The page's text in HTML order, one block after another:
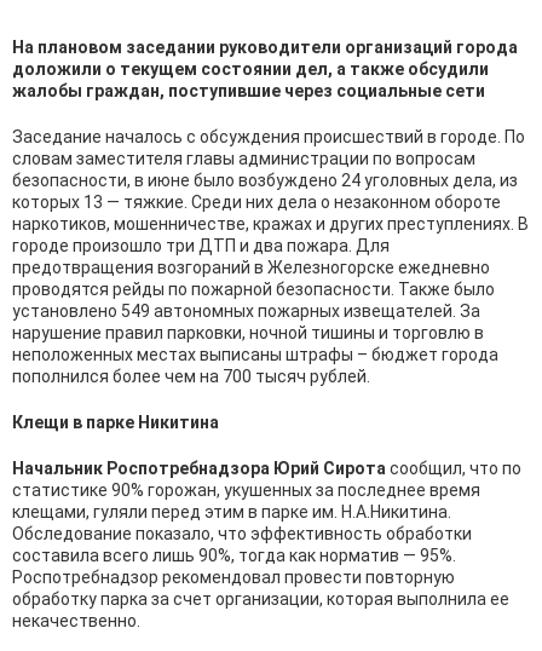
На плановом заседании руководители организаций города
доложили о текущем состоянии дел, а также обсудили
жалобы граждан, поступившие через социальные сети
Заседание началось с обсуждения происшествий в городе. По
словам заместителя главы администрации по вопросам
безопасности, в июне было возбуждено 24 уголовных дела, из
которых 13 — тяжкие. Среди них дела о незаконном обороте
наркотиков, мошенничестве, кражах и других преступлениях. В
городе произошло три ДТП и два пожара. Для
предотвращения возгораний в Железногорске ежедневно
проводятся рейды по пожарной безопасности. Также было
установлено 549 автономных пожарных извещателей. За
нарушение правил парковки, ночной тишины и торговлю в
неположенных местах выписаны штрафы – бюджет города
пополнился более чем на 700 тысяч рублей.
Клещи в парке Никитина
Начальник Роспотребнадзора Юрий Сирота сообщил, что по
статистике 90% горожан, укушенных за последнее время
клещами, гуляли перед этим в парке им. Н.А.Никитина.
Обследование показало, что эффективность обработки
составила всего лишь 90%, тогда как норматив — 95%.
Роспотребнадзор рекомендовал провести повторную
обработку парка за счет организации, которая выполнила ее
некачественно.